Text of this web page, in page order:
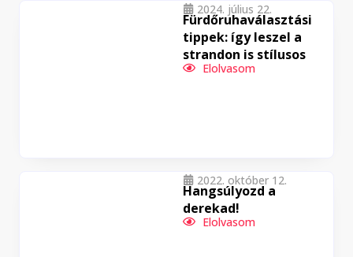
2024. július 22.
Fürdőruhaválasztási
tippek: így leszel a
strandon is stílusos
Elolvasom
2022. október 12.
Hangsúlyozd a
derekad!
Elolvasom